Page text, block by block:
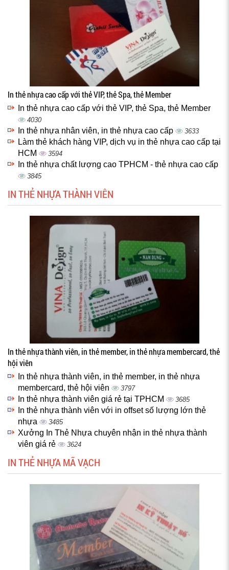
In thẻ nhựa cao cấp với thẻ VIP, thẻ Spa, thẻ Member
In thẻ nhựa cao cấp với thẻ VIP, thẻ Spa, thẻ Member
4030
In thẻ nhựa nhân viên, in thẻ nhựa cao cấp 3633
Làm thẻ khách hàng VIP, dịch vụ in thẻ nhựa cao cấp tại
HCM
3594
In thẻ nhựa chất lượng cao TPHCM - thẻ nhựa cao cấp
3845
IN THẺ NHỰA THÀNH VIÊN
In thẻ nhựa thành viên, in thẻ member, in thẻ nhựa membercard, thẻ
hội viên
In thẻ nhựa thành viên, in thẻ member, in thẻ nhựa
membercard, thẻ hội viên
3797
In thẻ nhựa thành viên giá rẻ tại TPHCM 3685
In thẻ nhựa thành viên với in offset số lượng lớn thẻ
nhựa
3485
Xưởng In Thẻ Nhựa chuyên nhận in thẻ nhựa thành
viên giá rẻ
3624
IN THẺ NHỰA MÃ VẠCH